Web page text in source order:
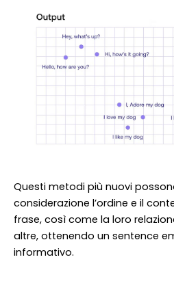
Questi metodi più nuovi
considerazione l’ordine e il
frase, così come la loro
altre, ottenendo un sentence
informativo.